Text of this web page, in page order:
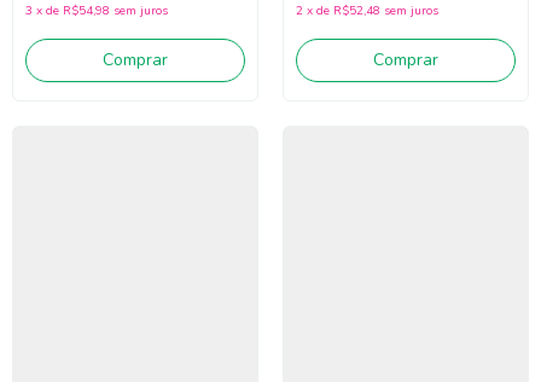
3 x de R$54,98 sem juros
Comprar
2 x de R$52,48 sem juros
Comprar